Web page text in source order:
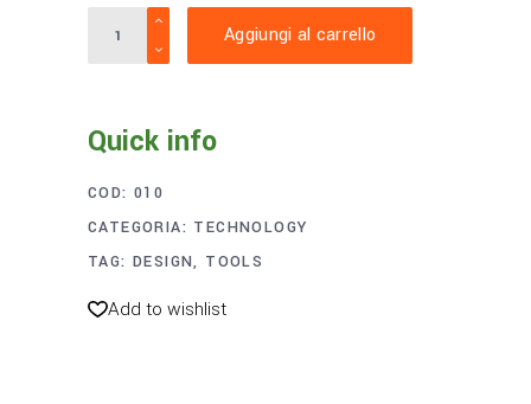
Wallpaper
Aggiungi al carrello
Quick info
COD: 010
CATEGORIA: TECHNOLOGY
TAG: DESIGN, TOOLS
Add to wishlist